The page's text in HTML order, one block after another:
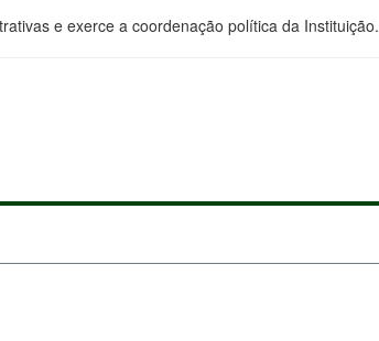
e exerce a coordenação política da Instituição.